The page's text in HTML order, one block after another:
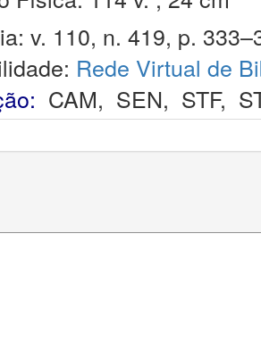
v. 110, n. 419, p.
Rede Virtual de
CAM, SEN, STF,